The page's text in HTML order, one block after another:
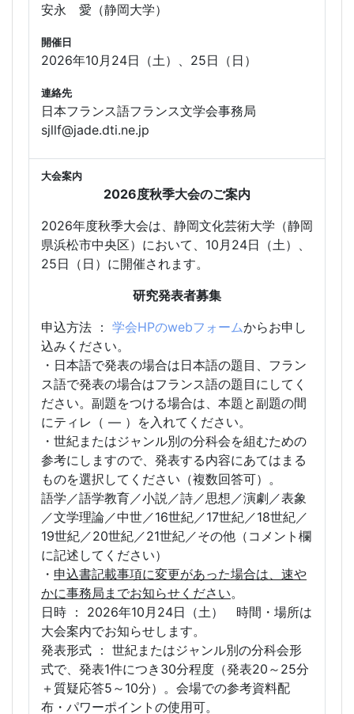
安永 愛（静岡大学）
開催日
2026年10月24日（土）、25日（日）
連絡先
日本フランス語フランス文学会事務局
sjllf@jade.dti.ne.jp
大会案内
2026度秋季大会のご案内
2026年度秋季大会は、静岡文化芸術大学（静岡
県浜松市中央区）において、10月24日（土）、
25日（日）に開催されます。
研究発表者募集
申込方法 ： 学会HPのwebフォームからお申し
込みください。
・日本語で発表の場合は日本語の題目、フラン
ス語で発表の場合はフランス語の題目にしてく
ださい。副題をつける場合は、本題と副題の間
にティレ（ ― ）を入れてください。
・世紀またはジャンル別の分科会を組むための
参考にしますので、発表する内容にあてはまる
ものを選択してください（複数回答可）。
語学／語学教育／小説／詩／思想／演劇／表象
／文学理論／中世／16世紀／17世紀／18世紀／
19世紀／20世紀／21世紀／その他（コメント欄
に記述してください）
・ 申込書記載事項に変更があった場合は、速や
かに事務局までお知らせください。
日時 ： 2026年10月24日（土） 時間・場所は
大会案内でお知らせします。
発表形式 ： 世紀またはジャンル別の分科会形
式で、発表1件につき30分程度（発表20～25分
＋質疑応答5～10分）。会場での参考資料配
布・パワーポイントの使用可。